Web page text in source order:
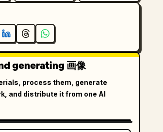
generating 画像
process them, generate
and distribute it from one AI